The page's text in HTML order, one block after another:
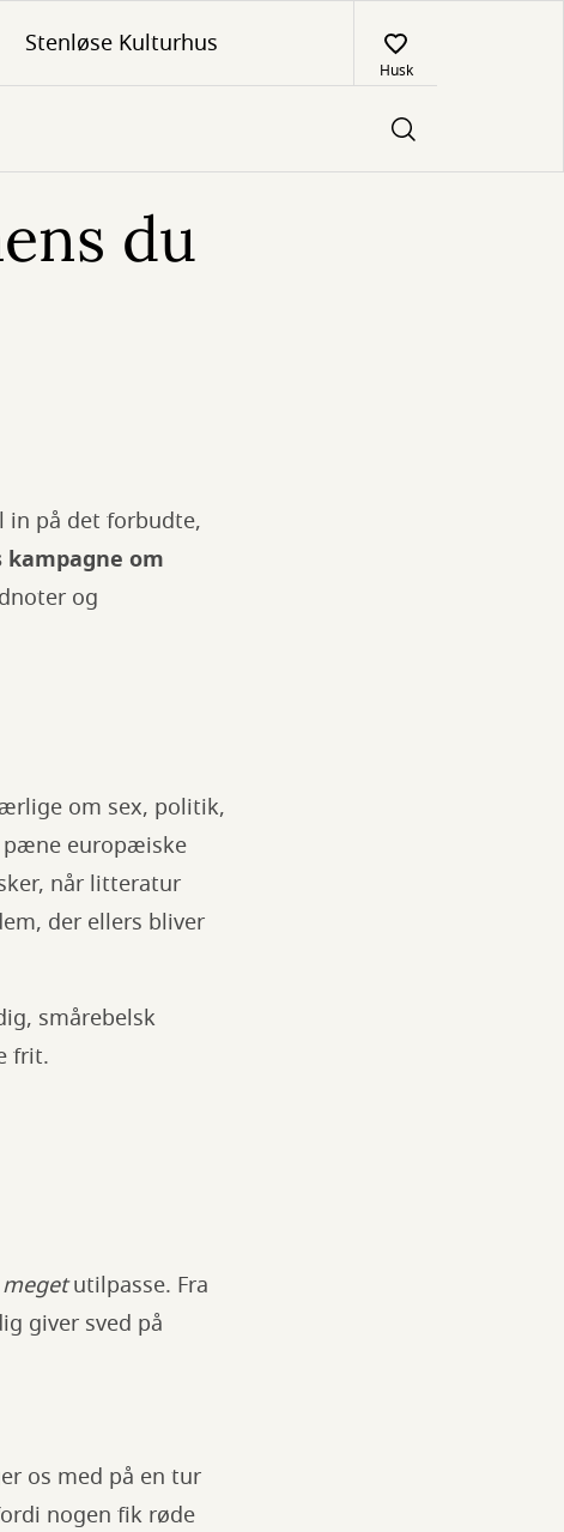
Stenløse Kulturhus
Husk
du
in på det forbudte,
kampagne om
og
om sex, politik,
pæne europæiske
når litteratur
der ellers bliver
smårebelsk
frit.
megetutilpasse. Fra
giver sved på
os med på en tur
nogen fik røde